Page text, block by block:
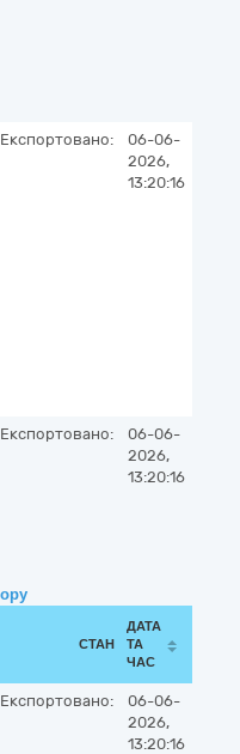
Експортовано:
06-06-
2026,
13:20:16
Експортовано:
06-06-
2026,
13:20:16
СТАН
ДАТА
ТА
ЧАС
Експортовано:
06-06-
2026,
13:20:16